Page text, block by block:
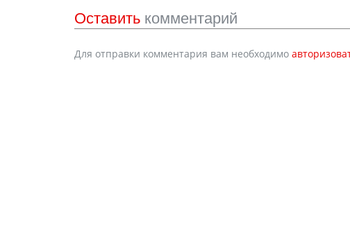
Оставить комментарий
Для отправки комментария вам необходимо